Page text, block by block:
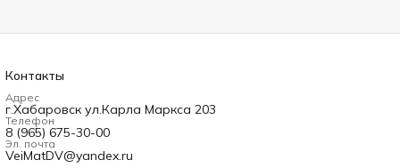
Контакты
Адрес
г.Хабаровск ул.Карла Маркса 203
Телефон
8 (965) 675-30-00
Эл. почта
VeiMatDV@yandex.ru